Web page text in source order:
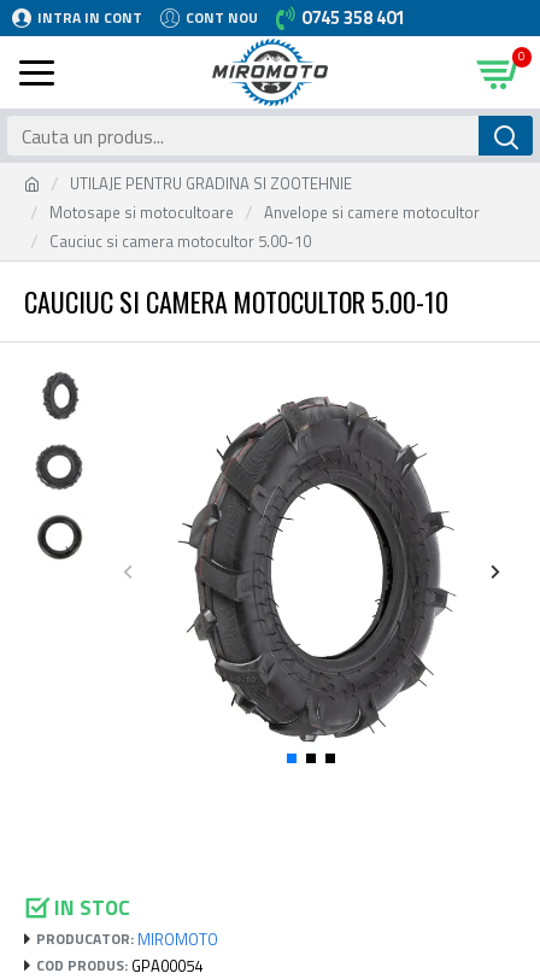
INTRA IN CONT CONT NOU 0745 358 401
0
UTILAJE PENTRU GRADINA SI ZOOTEHNIE
Motosape si motocultoare
Anvelope si camere motocultor
Cauciuc si camera motocultor 5.00-10
CAUCIUC SI CAMERA MOTOCULTOR 5.00-10
IN STOC
PRODUCATOR: MIROMOTO
COD PRODUS: GPA00054